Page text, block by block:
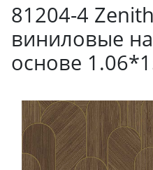
81204-4
виниловые
основе